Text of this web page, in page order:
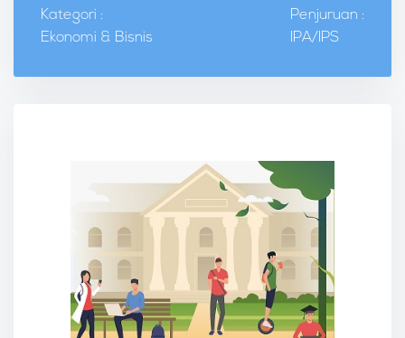
Kategori :
Ekonomi & Bisnis
Penjuruan :
IPA/IPS